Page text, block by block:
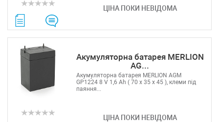
ЦІНА ПОКИ НЕВІДОМА
Акумуляторна батарея MERLION
AG...
ЦІНА ПОКИ НЕВІДОМА
Акумуляторна батарея MERLION AGM
GP1224 8 V 1,6 Ah ( 70 x 35 x 45 ), клеми під
паяння...